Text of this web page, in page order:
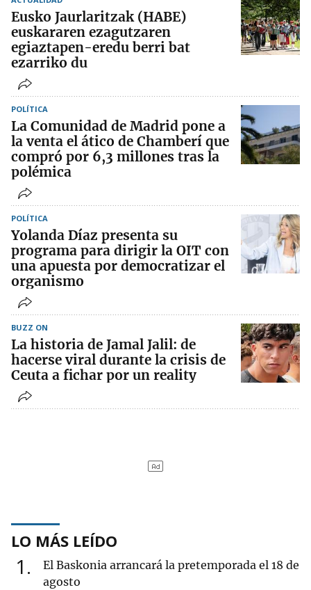
Eusko Jaurlaritzak (HABE)
euskararen ezagutzaren
egiaztapen-eredu berri bat
ezarriko du
POLÍTICA
La Comunidad de Madrid pone a
la venta el ático de Chamberí que
compró por 6,3 millones tras la
polémica
POLÍTICA
Yolanda Díaz presenta su
programa para dirigir la OIT con
una apuesta por democratizar el
organismo
BUZZ ON
La historia de Jamal Jalil: de
hacerse viral durante la crisis de
Ceuta a fichar por un reality
LO MÁS LEÍDO
1
El Baskonia arrancará la pretemporada el 18 de
agosto